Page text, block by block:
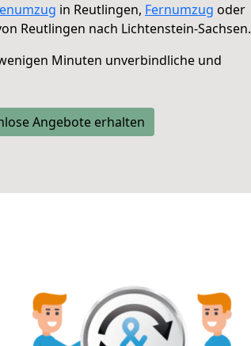
in Reutlingen, Fernumzug oder
Reutlingen nach Lichtenstein-Sachsen.
Minuten unverbindliche und
Angebote erhalten